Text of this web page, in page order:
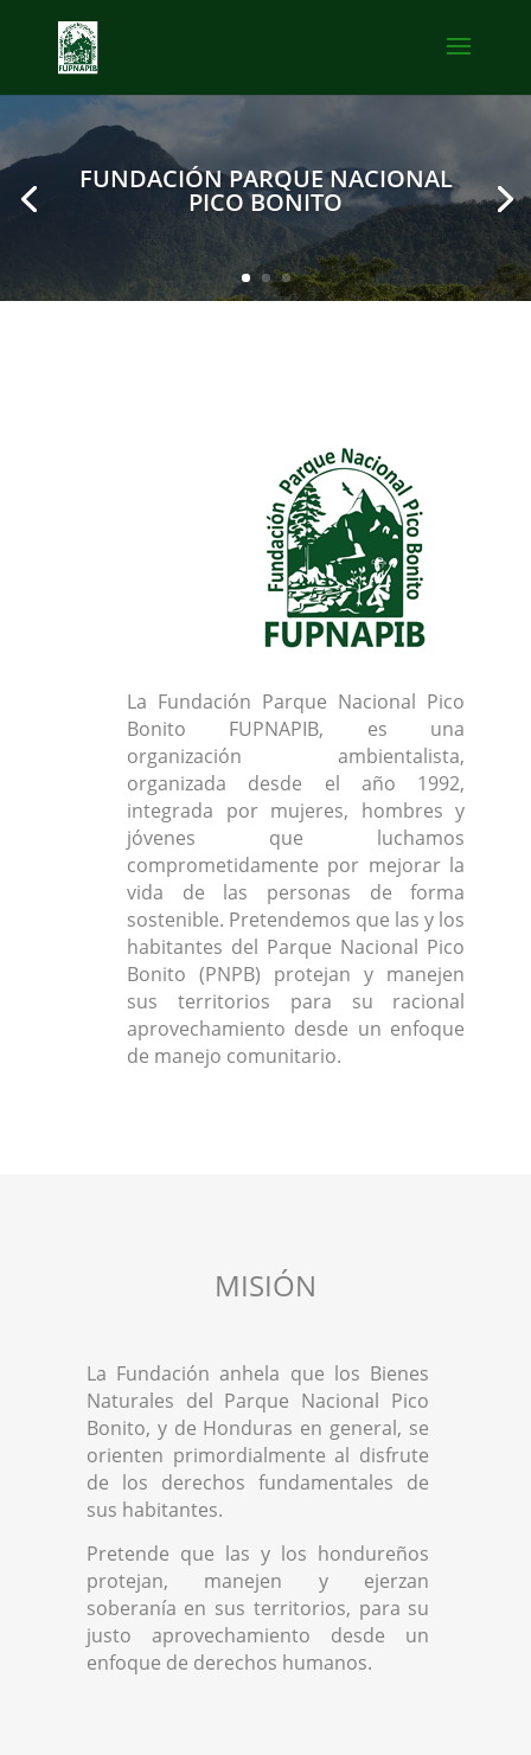
FUNDACIÓN PARQUE NACIONAL
PICO BONITO
La Fundación Parque Nacional Pico
Bonito FUPNAPIB, es una
organización ambientalista,
organizada desde el año 1992,
integrada por mujeres, hombres y
jóvenes que luchamos
comprometidamente por mejorar la
vida de las personas de forma
sostenible. Pretendemos que las y los
habitantes del Parque Nacional Pico
Bonito (PNPB) protejan y manejen
sus territorios para su racional
aprovechamiento desde un enfoque
de manejo comunitario.
MISIÓN
La Fundación anhela que los Bienes
Naturales del Parque Nacional Pico
Bonito, y de Honduras en general, se
orienten primordialmente al disfrute
de los derechos fundamentales de
sus habitantes.
Pretende que las y los hondureños
protejan, manejen y ejerzan
soberanía en sus territorios, para su
justo aprovechamiento desde un
enfoque de derechos humanos.